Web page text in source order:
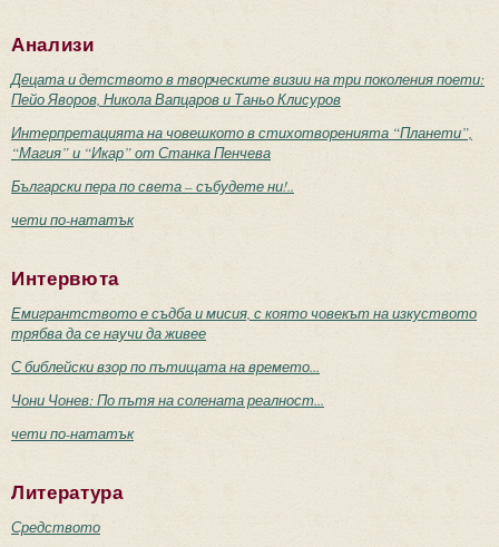
Анализи
Децата и детството в творческите визии на три поколения поети:
Пейо Яворов, Никола Вапцаров и Таньо Клисуров
Интерпретацията на човешкото в стихотворенията “Планети”,
“Магия” и “Икар” от Станка Пенчева
Български пера по света – събудете ни!..
чети по-нататък
Интервюта
Емигрантството е съдба и мисия, с която човекът на изкуството
трябва да се научи да живее
С библейски взор по пътищата на времето...
Чони Чонев: По пътя на солената реалност...
чети по-нататък
Литература
Средството